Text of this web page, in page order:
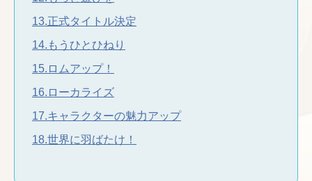
13.正式タイトル決定
14.もうひとひねり
15.ロムアップ！
16.ローカライズ
17.キャラクターの魅力アップ
18.世界に羽ばたけ！